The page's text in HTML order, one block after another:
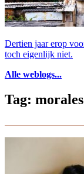
Dertien jaar erop
toch eigenlijk niet.
Alle weblogs...
Tag: morales